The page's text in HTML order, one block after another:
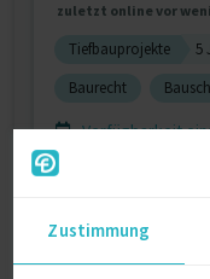
Zustimmung
zuletzt online vor
Tiefbauprojekte 5
Baurecht
Verfügbarkeit
0